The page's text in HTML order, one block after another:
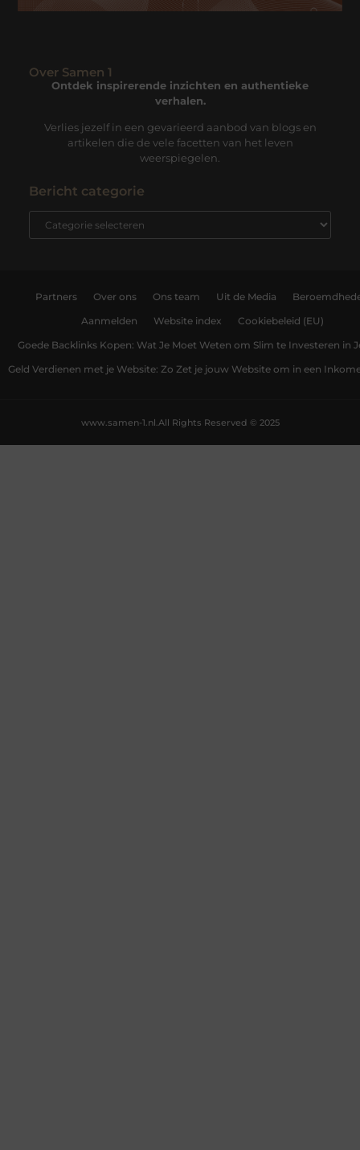
Over Samen 1
Ontdek inspirerende inzichten en authentieke
verhalen.
Verlies jezelf in een gevarieerd aanbod van blogs en
artikelen die de vele facetten van het leven
weerspiegelen.
Bericht categorie
Partners Over ons Ons team Uit de Media
Aanmelden Website index Cookiebeleid (EU)
Goede Backlinks Kopen: Wat Je Moet Weten om Slim te Investeren in
Geld Verdienen met je Website: Zo Zet je jouw Website om in een
All Rights Reserved © 2025
www.samen-1.nl.